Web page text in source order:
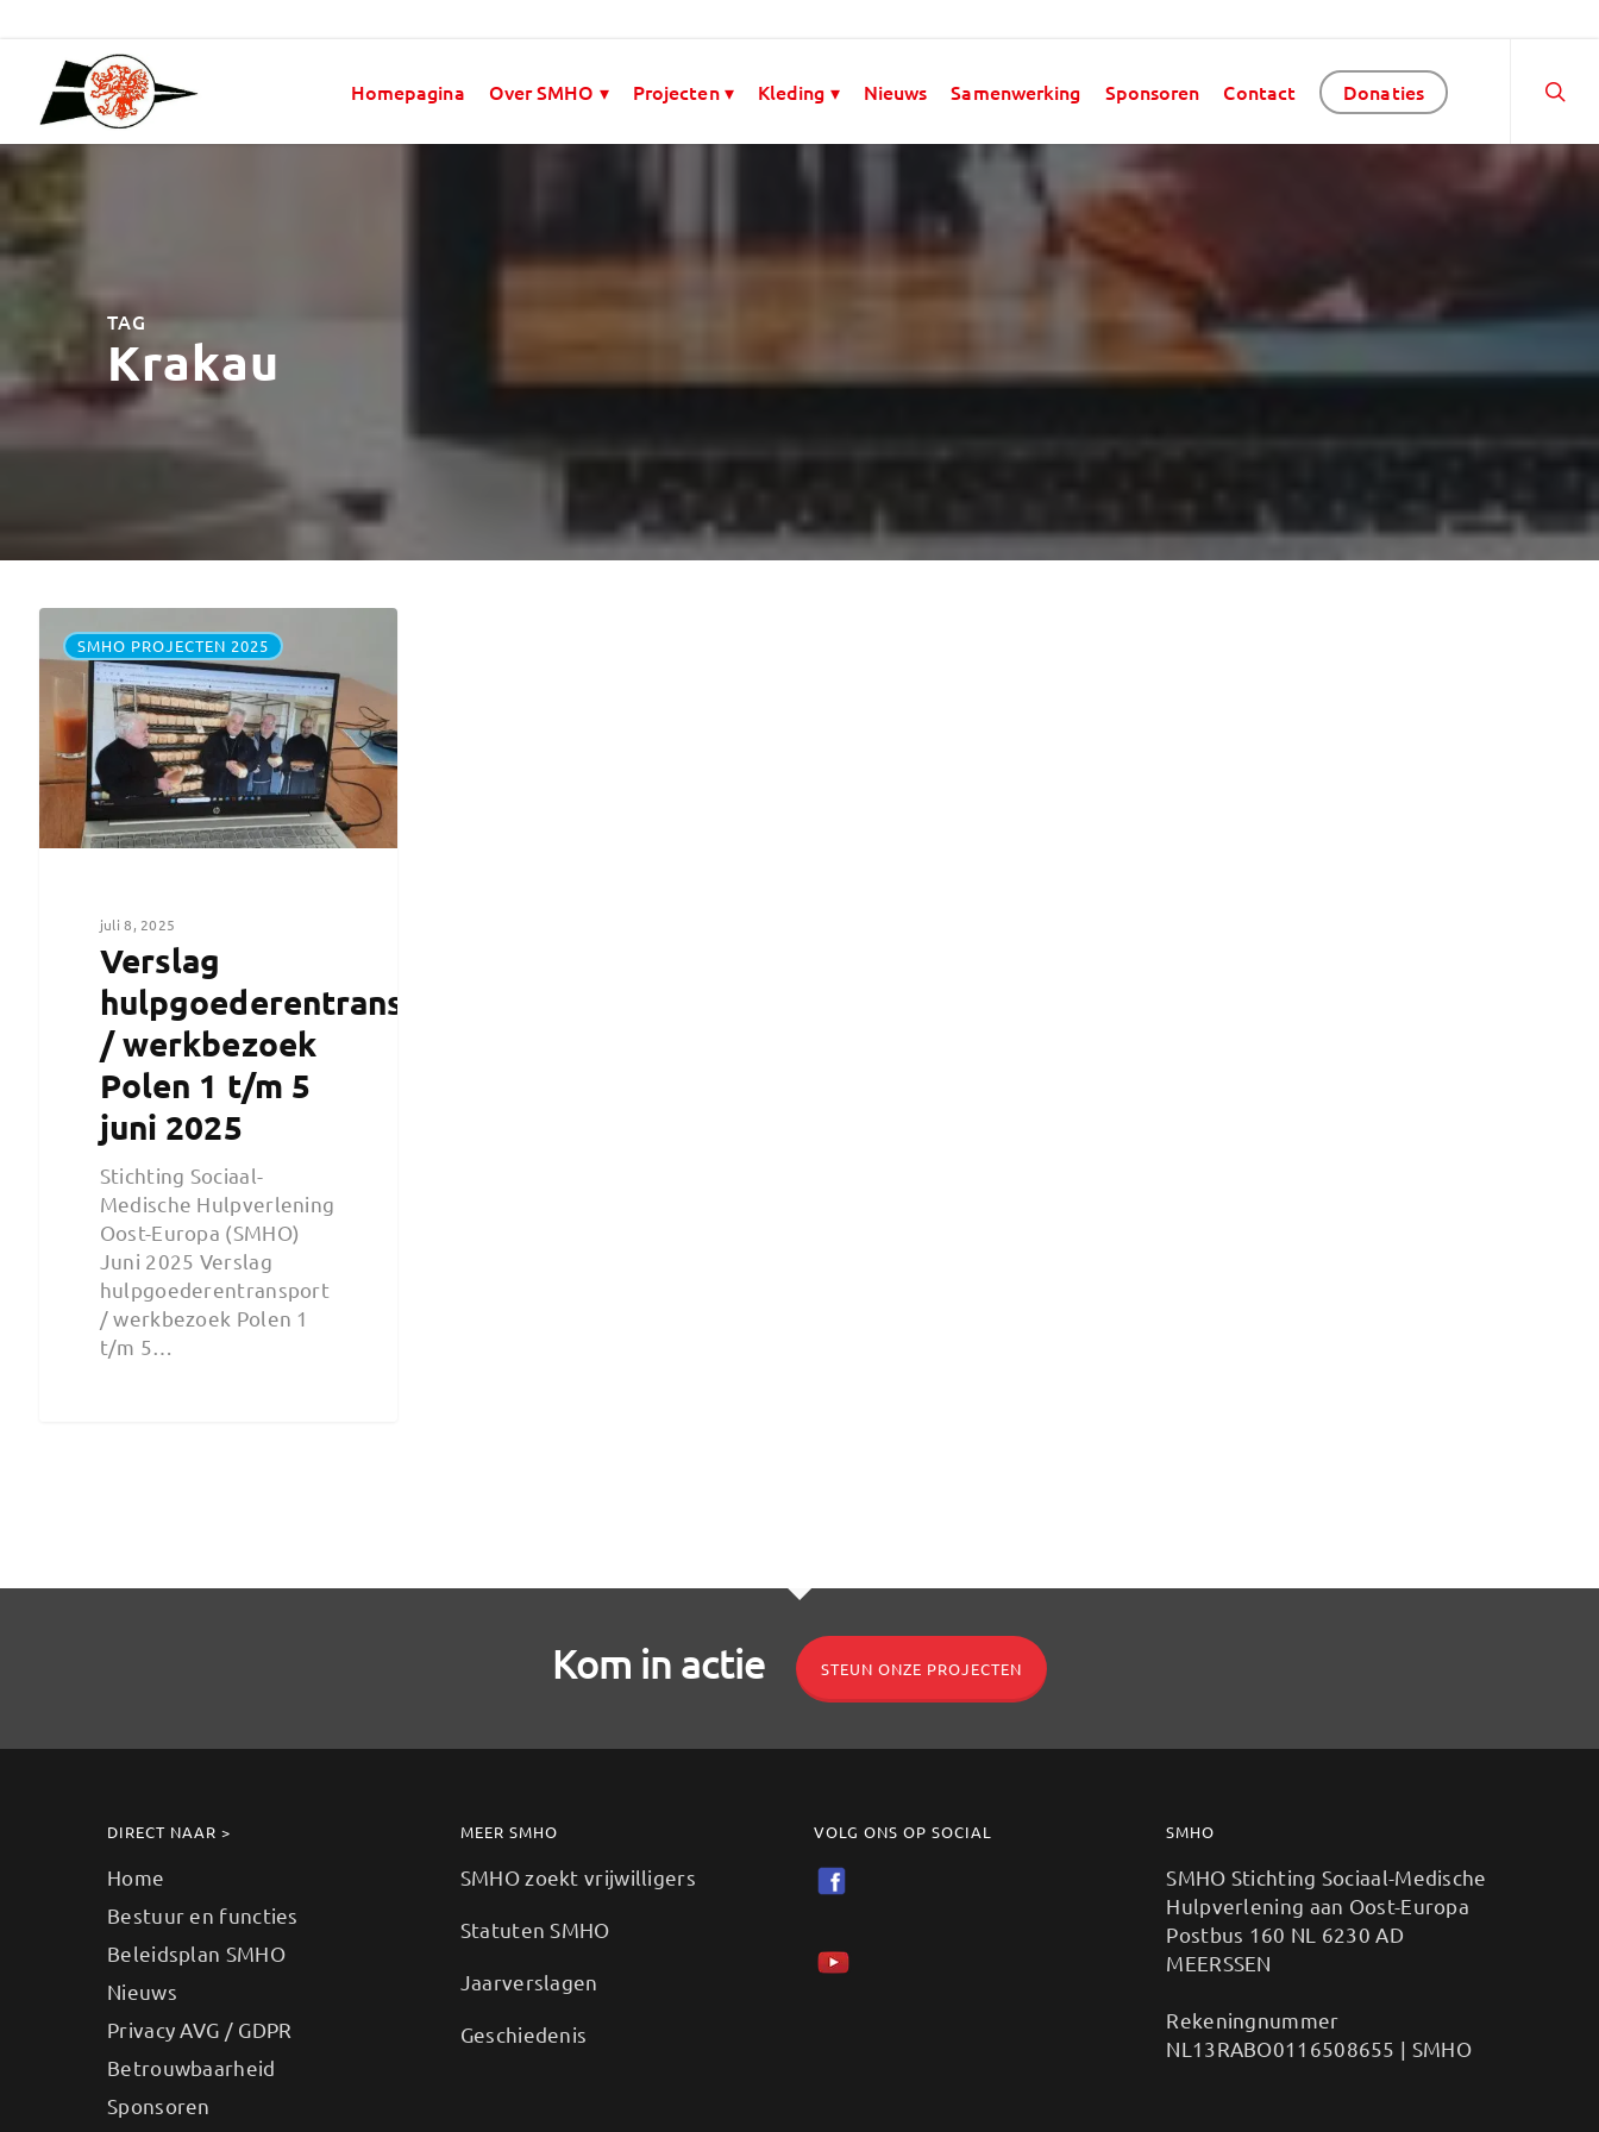
Homepagina Over SMHO ▾ Projecten ▾ Kleding ▾ Nieuws Samenwerking Sponsoren Contact Donaties
TAG
Krakau
SMHO PROJECTEN 2025
juli 8, 2025
Verslag
hulpgoederentransport
/ werkbezoek
Polen 1 t/m 5
juni 2025
Stichting Sociaal-
Medische Hulpverlening
Oost-Europa (SMHO)
Juni 2025 Verslag
hulpgoederentransport
/ werkbezoek Polen 1
t/m 5…
Kom in actie STEUN ONZE PROJECTEN
DIRECT NAAR >
Home
Bestuur en functies
Beleidsplan SMHO
Nieuws
Privacy AVG / GDPR
Betrouwbaarheid
Sponsoren
MEER SMHO
SMHO zoekt vrijwilligers
Statuten SMHO
Jaarverslagen
Geschiedenis
VOLG ONS OP SOCIAL SMHO
SMHO Stichting Sociaal-Medische
Hulpverlening aan Oost-Europa
Postbus 160 NL 6230 AD
MEERSSEN
Rekeningnummer
NL13RABO0116508655 | SMHO